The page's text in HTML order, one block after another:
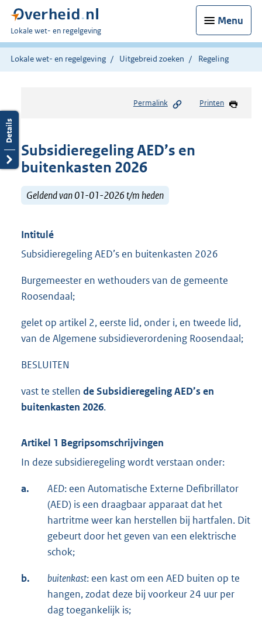
Menu
U
bent
hier:
Lokale wet- en regelgeving
Lokale wet- en regelgeving Uitgebreid zoeken Regeling
Permalink Printen
Subsidieregeling AED’s en
buitenkasten 2026
Geldend van 01-01-2026 t/m heden
Intitulé
Subsidieregeling AED’s en buitenkasten 2026
Burgemeester en wethouders van de gemeente
Roosendaal;
gelet op artikel 2, eerste lid, onder i, en tweede lid,
van de Algemene subsidieverordening Roosendaal;
BESLUITEN
vast te stellen de SubsidieregelingAED’s en
buitenkasten 2026.
Artikel 1 Begripsomschrijvingen
In deze subsidieregeling wordt verstaan onder:
a. AED: een Automatische Externe Defibrillator
(AED) is een draagbaar apparaat dat het
hartritme weer kan herstellen bij hartfalen. Dit
gebeurt door het geven van een elektrische
schok;
b. buitenkast: een kast om een AED buiten op te
hangen, zodat deze bij voorkeur 24 uur per
dag toegankelijk is;